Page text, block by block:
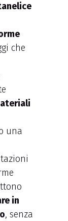
che
una
in
, senza